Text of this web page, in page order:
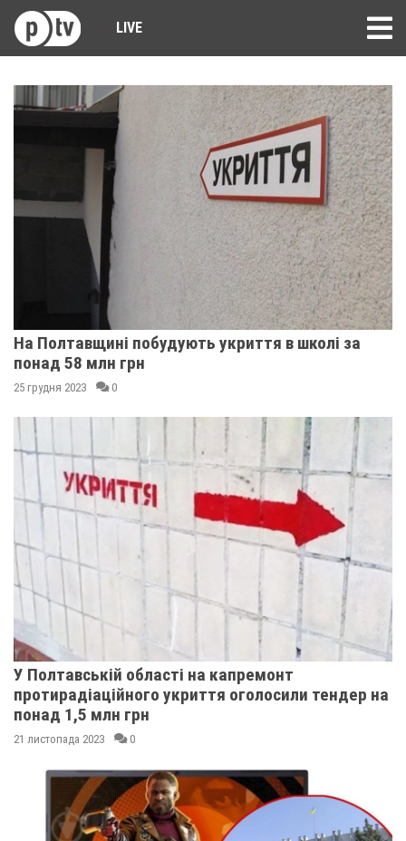
LIVE
На Полтавщині побудують укриття в школі за
понад 58 млн грн
25 грудня 2023 0
У Полтавській області на капремонт
протирадіаційного укриття оголосили тендер на
понад 1,5 млн грн
21 листопада 2023 0